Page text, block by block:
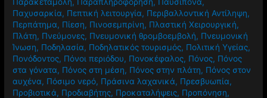
Παχυσαρκία, Πεπτική λειτουργία, Περιβαλλοντική Αντίληψη,
Περπάτημα, Πίεση, Πινοσεμπρίνη, Πλαστική Χειρουργική,
Πλάτη, Πνεύμονες, Πνευμονική θρομβοεμβολή, Πνευμονική
Ίνωση, Ποδηλασία, Ποδηλατικός τουρισμός, Πολιτική Υγείας,
Πονόδοντος, Πόνοι περιόδου, Πονοκέφαλος, Πόνος, Πόνος
στα γόνατα, Πόνος στη μέση, Πόνος στην πλάτη, Πόνος στον
αυχένα, Πόσιμο νερό, Πράσινα λαχανικά, Πρεσβυωπία,
Προβιοτικά, Προδιαβήτης, Προκαταλήψεις, Προπόνηση,